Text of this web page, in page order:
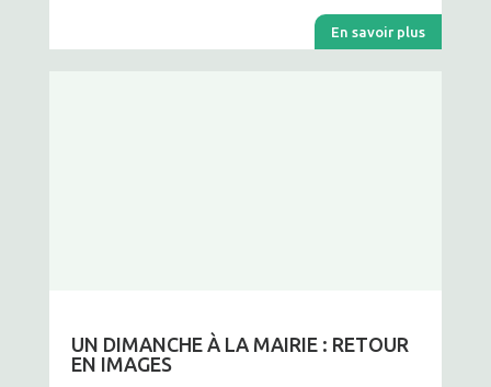
En savoir plus
UN DIMANCHE À LA MAIRIE : RETOUR
EN IMAGES